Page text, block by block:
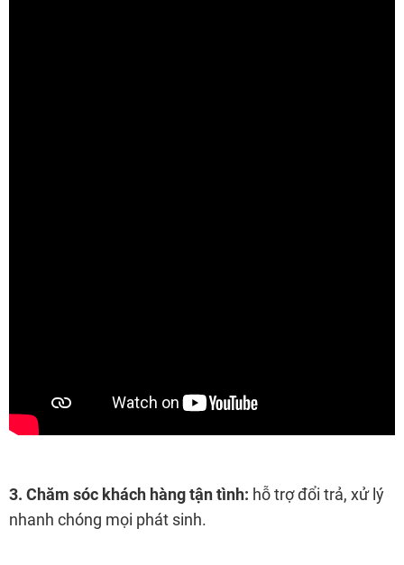
3. Chăm sóc khách hàng tận tình: hỗ trợ đổi trả, xử lý
nhanh chóng mọi phát sinh.